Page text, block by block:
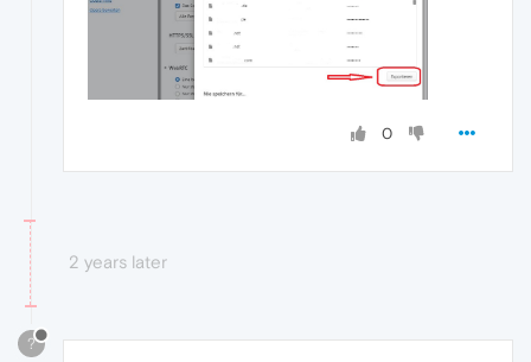
0
2 years later
?